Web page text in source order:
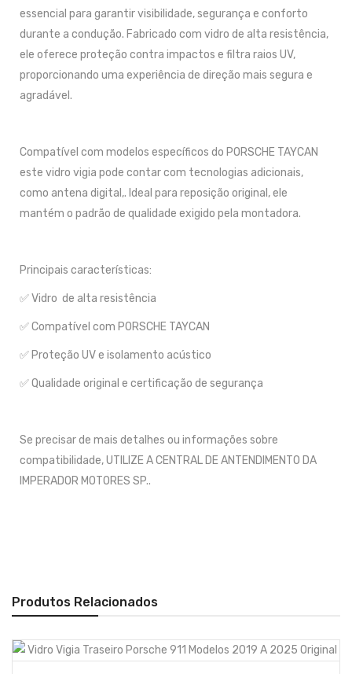
essencial para garantir visibilidade, segurança e conforto
durante a condução. Fabricado com vidro de alta resistência,
ele oferece proteção contra impactos e filtra raios UV,
proporcionando uma experiência de direção mais segura e
agradável.
Compatível com modelos específicos do PORSCHE TAYCAN
este vidro vigia pode contar com tecnologias adicionais,
como antena digital,. Ideal para reposição original, ele
mantém o padrão de qualidade exigido pela montadora.
Principais características:
✅ Vidro de alta resistência
✅ Compatível com PORSCHE TAYCAN
✅ Proteção UV e isolamento acústico
✅ Qualidade original e certificação de segurança
Se precisar de mais detalhes ou informações sobre
compatibilidade, UTILIZE A CENTRAL DE ANTENDIMENTO DA
IMPERADOR MOTORES SP..
Produtos Relacionados